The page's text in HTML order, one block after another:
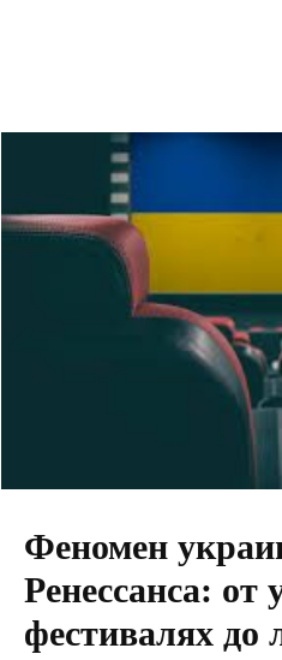
Феномен
Ренессанса: от
фестивалях до